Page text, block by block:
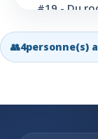
Vie
#19 - Du
#20 -
#21 - Ô toi
👥4personne(s)